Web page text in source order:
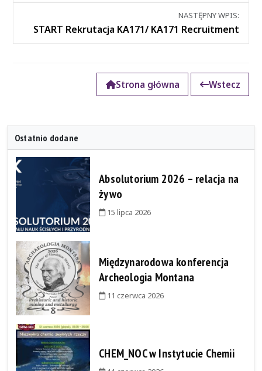
NASTĘPNY WPIS:
START Rekrutacja KA171/ KA171 Recruitment
Strona główna Wstecz
Ostatnio dodane
Absolutorium 2026 – relacja na
żywo
15 lipca 2026
Międzynarodowa konferencja
Archeologia Montana
11 czerwca 2026
CHEM_NOC w Instytucie Chemii